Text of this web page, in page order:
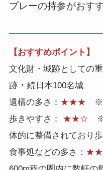
プレーの持参がおすす
【おすすめポイント】
文化財・城跡としての重
跡・ 続日本100名城
遺構の多さ： ★★★ ※
歩きやすさ： ★★☆ ※
体的に整備されており
食事処などの多さ：